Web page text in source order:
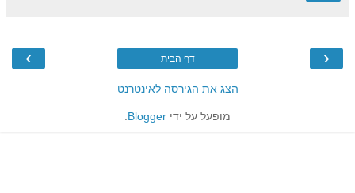
‹
› דף הבית
הצג את הגירסה לאינטרנט
מופעל על ידי Blogger